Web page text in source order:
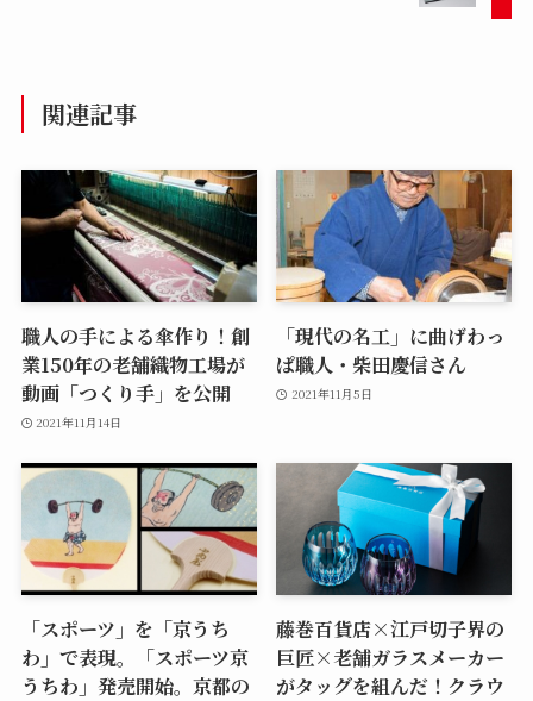
関連記事
職人の手による傘作り！創
業150年の老舗織物工場が
動画「つくり手」を公開
2021年11月14日
「現代の名工」に曲げわっ
ぱ職人・柴田慶信さん
2021年11月5日
「スポーツ」を「京うち
わ」で表現。「スポーツ京
うちわ」発売開始。京都の
藤巻百貨店×江戸切子界の
巨匠×老舗ガラスメーカー
がタッグを組んだ！クラウ